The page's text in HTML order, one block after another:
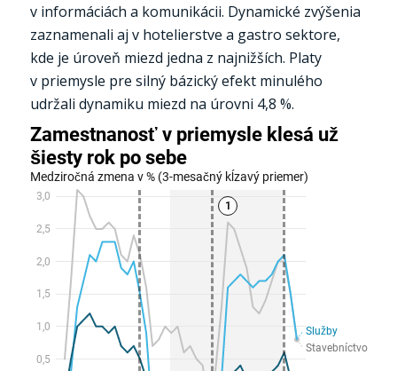
v informáciách a komunikácii. Dynamické zvýšenia
zaznamenali aj v hotelierstve a gastro sektore,
kde je úroveň miezd jedna z najnižších. Platy
v priemysle pre silný bázický efekt minulého
udržali dynamiku miezd na úrovni 4,8 %.